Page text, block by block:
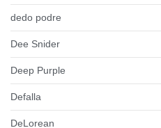
dedo podre
Dee Snider
Deep Purple
Defalla
DeLorean